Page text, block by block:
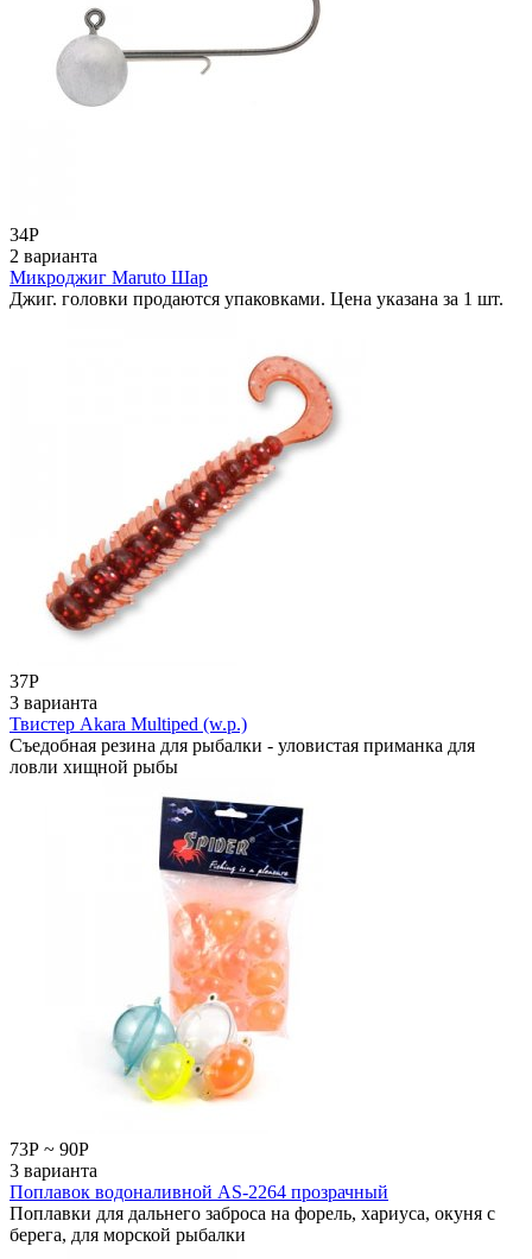
34Р
2 варианта
Микроджиг Maruto Шар
Джиг. головки продаются упаковками. Цена указана за 1 шт.
37Р
3 варианта
Твистер Akara Multiped (w.p.)
Съедобная резина для рыбалки - уловистая приманка для
ловли хищной рыбы
73Р ~ 90Р
3 варианта
Поплавок водоналивной AS-2264 прозрачный
Поплавки для дальнего заброса на форель, хариуса, окуня с
берега, для морской рыбалки